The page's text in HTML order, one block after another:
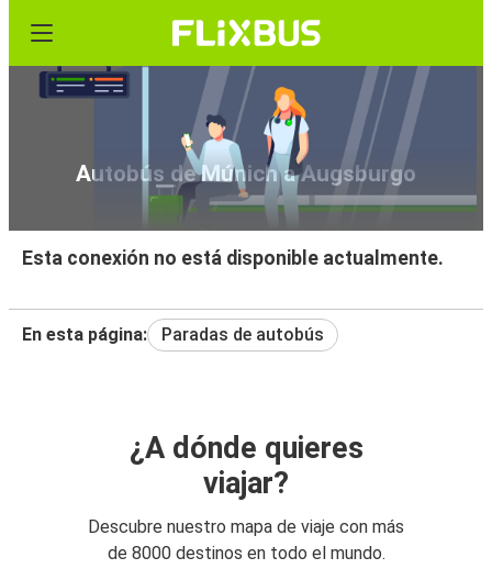
Autobús de Múnich a Augsburgo
Esta conexión no está disponible actualmente.
En esta página: Paradas de autobús
¿A dónde quieres
viajar?
Descubre nuestro mapa de viaje con más
de 8000 destinos en todo el mundo.